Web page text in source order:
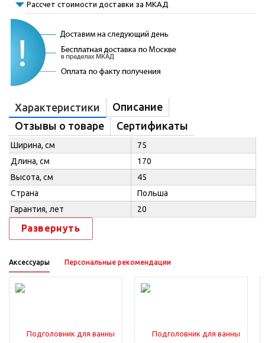
Рассчет стоимости доставки за МКАД
Характеристики
Описание
Отзывы о товаре
Сертификаты
Ширина, см
75
Длина, см
170
Высота, см
45
Страна
Польша
Гарантия, лет
20
Развернуть
Аксессуары Персональные рекомендации